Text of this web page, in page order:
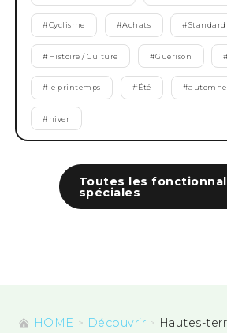
Toutes les
spéciales
#Cyclisme #Achats #Standard
# Histoire / Culture #Guérison #
# le printemps #Été #automne
# hiver
HOME Découvrir Hautes-